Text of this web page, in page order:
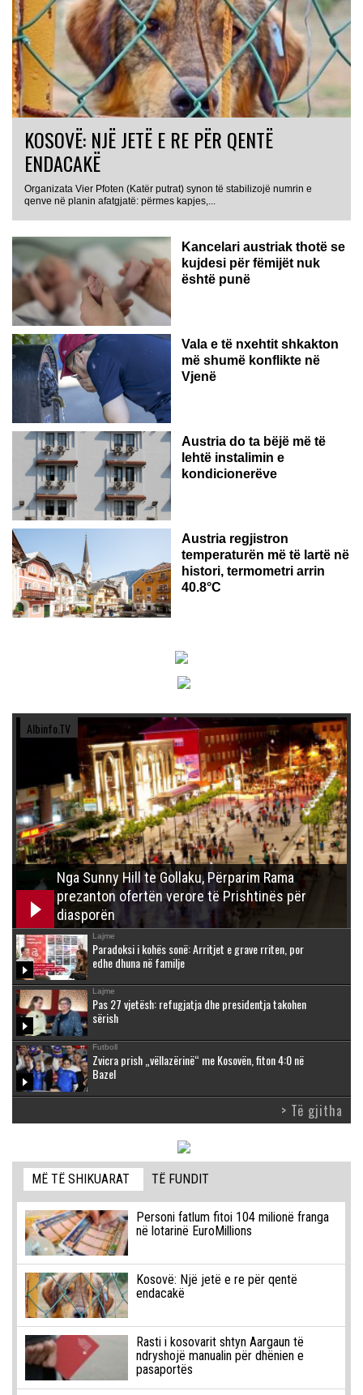
KOSOVË: NJË JETË E RE PËR QENTË
ENDACAKË
Organizata Vier Pfoten (Katër putrat) synon të stabilizojë numrin e
qenve në planin afatgjatë: përmes kapjes,...
Kancelari austriak thotë se
kujdesi për fëmijët nuk
është punë
Vala e të nxehtit shkakton
më shumë konflikte në
Vjenë
Austria do ta bëjë më të
lehtë instalimin e
kondicionerëve
Austria regjistron
temperaturën më të lartë në
histori, termometri arrin
40.8°C
Albinfo.TV
Nga Sunny Hill te Gollaku, Përparim Rama
prezanton ofertën verore të Prishtinës për
diasporën
Lajme
Paradoksi i kohës sonë: Arritjet e grave rriten, por
edhe dhuna në familje
Lajme
Pas 27 vjetësh: refugjatja dhe presidentja takohen
sërish
Futboll
Zvicra prish „vëllazërinë“ me Kosovën, fiton 4:0 në
Bazel
> Të gjitha
MË TË SHIKUARAT TË FUNDIT
Personi fatlum fitoi 104 milionë franga
në lotarinë EuroMillions
Kosovë: Një jetë e re për qentë
endacakë
Rasti i kosovarit shtyn Aargaun të
ndryshojë manualin për dhënien e
pasaportës